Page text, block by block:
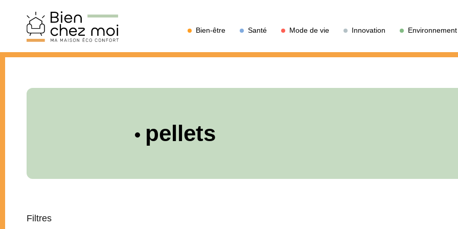
Bien-être Santé Mode de vie Innovation Environnement
pellets
Filtres